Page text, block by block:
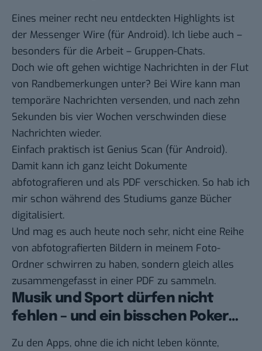
Eines meiner recht neu entdeckten Highlights ist
der Messenger Wire (für Android). Ich liebe auch –
besonders für die Arbeit – Gruppen-Chats.
Doch wie oft gehen wichtige Nachrichten in der Flut
von Randbemerkungen unter? Bei Wire kann man
temporäre Nachrichten versenden, und nach zehn
Sekunden bis vier Wochen verschwinden diese
Nachrichten wieder.
Einfach praktisch ist Genius Scan (für Android).
Damit kann ich ganz leicht Dokumente
abfotografieren und als PDF verschicken. So hab ich
mir schon während des Studiums ganze Bücher
digitalisiert.
Und mag es auch heute noch sehr, nicht eine Reihe
von abfotografierten Bildern in meinem Foto-
Ordner schwirren zu haben, sondern gleich alles
zusammengefasst in einer PDF zu sammeln.
Musik und Sport dürfen nicht
fehlen – und ein bisschen Poker…
Zu den Apps, ohne die ich nicht leben könnte,